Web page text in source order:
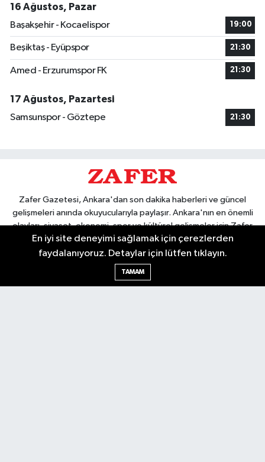
16 Ağustos, Pazar
Başakşehir - Kocaelispor
19:00
Beşiktaş - Eyüpspor 21:30
Amed - Erzurumspor FK 21:30
17 Ağustos, Pazartesi
Samsunspor - Göztepe
21:30
Zafer Gazetesi, Ankara'dan son dakika haberleri ve güncel
gelişmeleri anında okuyucularıyla paylaşır. Ankara'nın en önemli
olayları, siyaset, ekonomi, spor ve kültürel gelişmeler için Zafer
Gazetesi'ni takip edin. Başkentin güvendiği haber kaynağı.
En iyi site deneyimi sağlamak için çerezlerden
faydalanıyoruz. Detaylar için lütfen tıklayın.
TAMAM